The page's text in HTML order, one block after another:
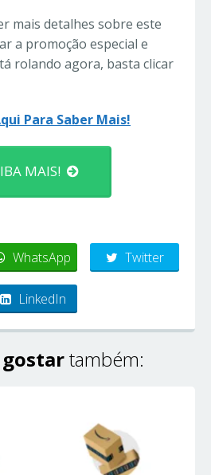
mais detalhes sobre este
a promoção especial e
rolando agora, basta clicar
Para Saber Mais!
MAIS!
WhatsApp Twitter
LinkedIn
também: